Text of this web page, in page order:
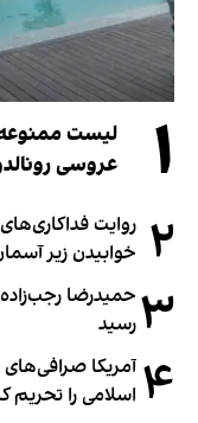
۱
عروسی
۲ خوابیدن زیر
۳ حمیدرضا
رسید
۴ آمریکا
اسلامی را تحریم